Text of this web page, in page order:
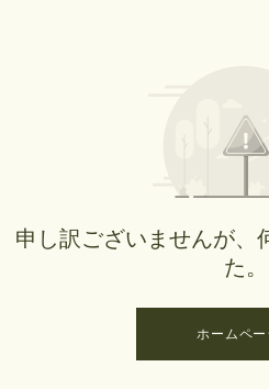
申し訳ございませんが、
た。
ホームペ